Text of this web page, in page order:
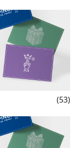
(53)